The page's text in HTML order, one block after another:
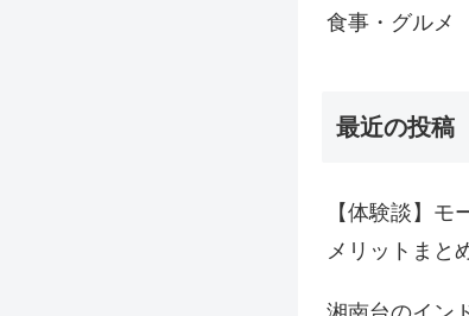
食事・グルメ
最近の投稿
【体験談】モ
メリットまと